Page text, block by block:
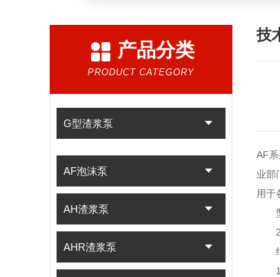
产品分类
PRODUCT CATEGORY
G型渣浆泵
AF泡沫泵
AH渣浆泵
AHR渣浆泵
技
AF
业部
用于
型
结
1、